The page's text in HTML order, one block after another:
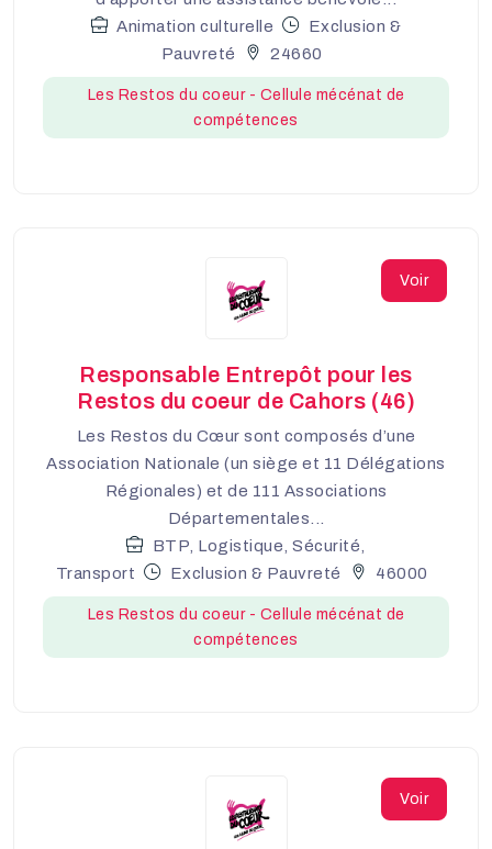
Animation culturelle
Exclusion &
Pauvreté
24660
Les Restos du coeur - Cellule mécénat de
compétences
Voir
Responsable Entrepôt pour les
Restos du coeur de Cahors (46)
Les Restos du Cœur sont composés d’une
Association Nationale (un siège et 11 Délégations
Régionales) et de 111 Associations
Départementales...
BTP, Logistique, Sécurité,
Transport
Exclusion & Pauvreté 46000
Les Restos du coeur - Cellule mécénat de
compétences
Voir